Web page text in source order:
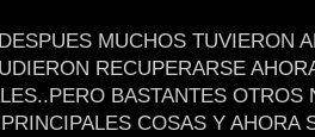
MUCHOS TUVIERON
RECUPERARSE
BASTANTES OTROS
COSAS Y AHORA